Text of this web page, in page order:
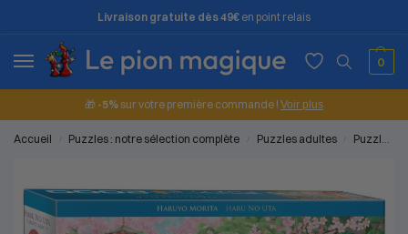
Livraison gratuite dès 49€ en point relais
0
🎁 -5% sur votre première commande ! Voir plus
Accueil Puzzles : notre sélection complète Puzzles adultes Puzzles 2000 pièces